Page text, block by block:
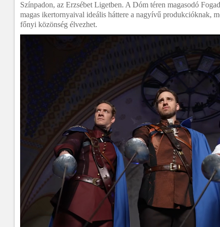
Színpadon, az Erzsébet Ligetben. A Dóm téren magasodó
magas ikertornyaival ideális háttere a nagyívű produkcióknak,
főnyi közönség élvezhet.